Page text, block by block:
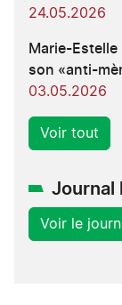
24.05.2026
Marie-
son «anti-
03.05.2026
Voir tout
Journal
Voir le